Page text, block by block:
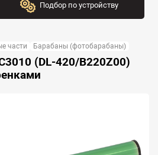
Подбор по устройству
Выберите бренд
части Барабаны (фотобарабаны)
(DL-420/B220Z00)